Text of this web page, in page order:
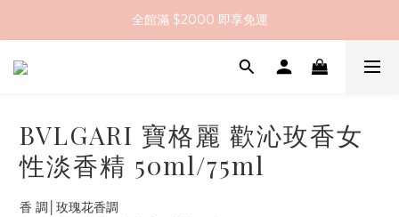
全館滿 $2000 即享免運
全館滿 $2000 即享免運
BVLGARI 寶格麗 歡沁玫香女
性淡香精 50ml/75ml
香 調│玫瑰花香調